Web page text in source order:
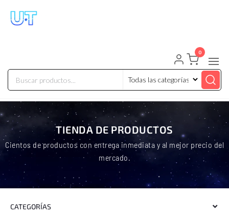
0
TIENDA DE PRODUCTOS
Cientos de productos con entrega inmediata y al mejor precio del
mercado.
CATEGORÍAS